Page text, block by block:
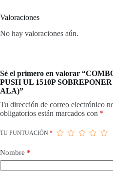
Valoraciones
No hay valoraciones aún.
Sé el primero en valorar
PUSH UL 1510P
ALA)”
Tu dirección de correo electrónico
obligatorios están marcados con *
TU PUNTUACIÓN *
Nombre *